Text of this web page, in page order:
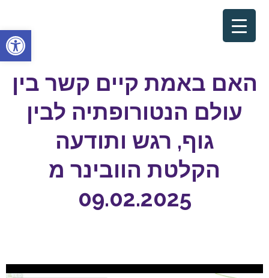
פתח
האם באמת קיים קשר בין
עולם הנטורופתיה לבין
גוף, רגש ותודעה
הקלטת הוובינר מ
09.02.2025